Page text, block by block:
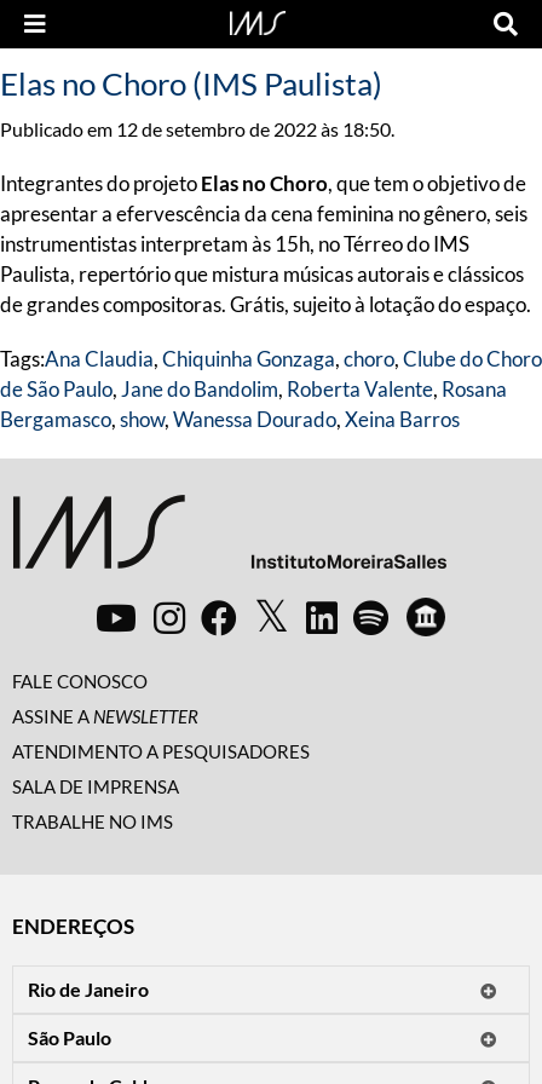
Elas no Choro (IMS Paulista)
Publicado em 12 de setembro de 2022 às 18:50.
Integrantes do projetoElas no Choro, que tem o objetivo de
apresentar a efervescência da cena feminina no gênero, seis
instrumentistas interpretam às 15h, no Térreo do IMS
Paulista, repertório que mistura músicas autorais e clássicos
de grandes compositoras. Grátis, sujeito à lotação do espaço.
Tags:Ana Claudia,Chiquinha Gonzaga,choro,Clube do Choro
de São Paulo, Jane do Bandolim, Roberta Valente, Rosana
Bergamasco,show,Wanessa Dourado,Xeina Barros
FALE CONOSCO
ASSINE A NEWSLETTER
ATENDIMENTO A PESQUISADORES
SALA DE IMPRENSA
TRABALHE NO IMS
ENDEREÇOS
Rio de Janeiro
Horário de visitação: a programação do IMS no Rio de Janeiro será
apresentada em instituições culturais parceiras.
São Paulo